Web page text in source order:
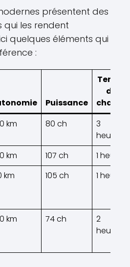
présentent des
les rendent
quelques éléments qui
:
Puissance
Temps
de
charge
km 80 ch
3
heures
km 107 ch
1 heure
km 105 ch 1 heure
km 74 ch
2
heures